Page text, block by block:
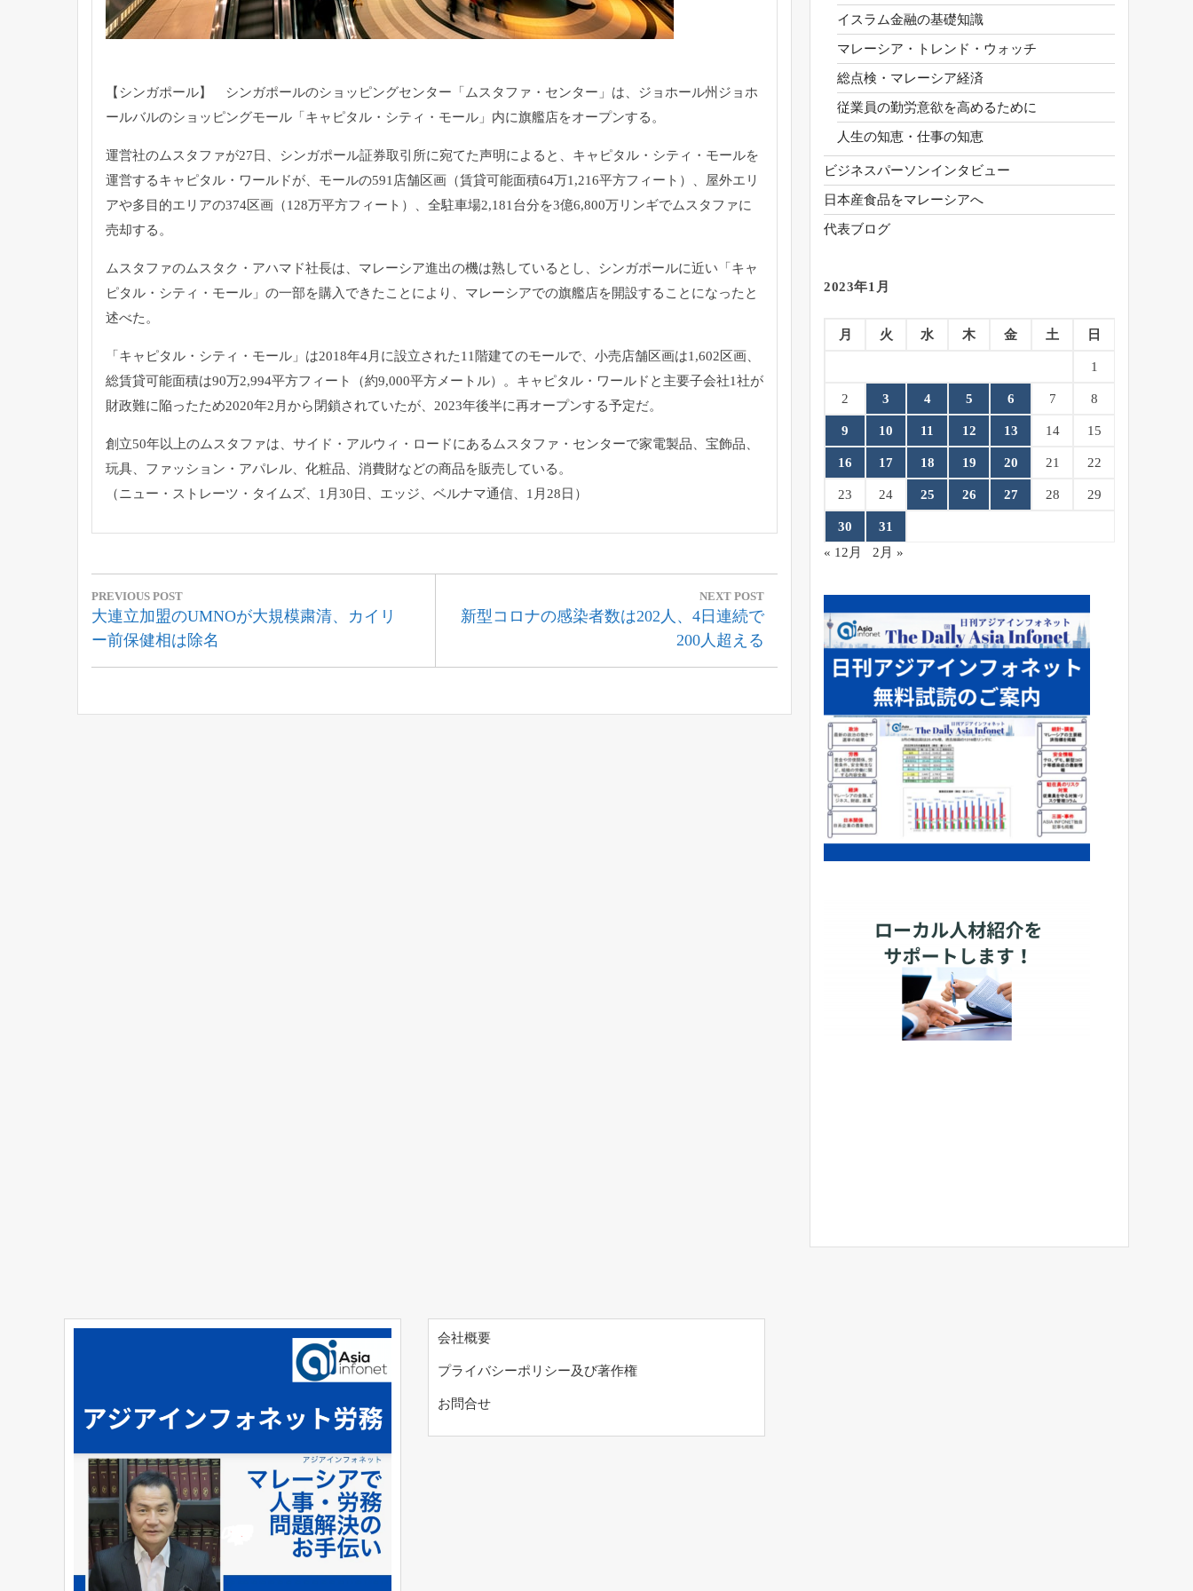
【シンガポール】 シンガポールのショッピングセンター「ムスタファ・センター」 は、ジョホール州ジョホ
ールバルのショッピングモール「 キャピタル・シティ・モール」内に旗艦店をオープンする。
運営社のムスタファが27日、 シンガポール証券取引所に宛てた声明によると、キャピタル・ シティ・モールを
運営するキャピタル・ワールドが、 モールの591店舗区画（賃貸可能面積64万1,216平方フィート）、屋外エリ
アや多目的エリアの374区画（128万平方フィート）、全駐車場2,181台分を3億6,800万リンギでムスタファに
売却する。
ムスタファのムスタク・アハマド社長は、 マレーシア進出の機は熟しているとし、シンガポールに近い「 キャ
ピタル・シティ・モール」の一部を購入できたことにより、 マレーシアでの旗艦店を開設することになったと
述べた。
「キャピタル・シティ・モール」 は2018年4月に設立された11階建てのモールで、 小売店舗区画は1,602区画、
総賃貸可能面積は90万2,994平方フィート（約9,000平方メートル）。キャピタル・ ワールドと主要子会社1社が
財政難に陥ったため2020年2月から閉鎖されていたが、2023年後半に再オープンする予定だ。
創立50年以上のムスタファは、サイド・アルウィ・ ロードにあるムスタファ・センターで家電製品、宝飾品、
玩具、 ファッション・アパレル、化粧品、 消費財などの商品を販売している。
（ニュー・ストレーツ・タイムズ、1月30日、エッジ、 ベルナマ通信、1月28日）
投
稿
ナ
ビ
PREVIOUS POST
Previous
Post:
大連立加盟のUMNOが大規模粛清、カイリ
ー前保健相は除名
NEXT POST
Next
新型コロナの感染者数は202人、4日連続で
200人超える
イスラム金融の基礎知識
マレーシア・トレンド・ウォッチ
総点検・マレーシア経済
従業員の勤労意欲を高めるために
人生の知恵・仕事の知恵
ビジネスパーソンインタビュー
日本産食品をマレーシアへ
代表ブログ
2023年1月
月 火 水 木 金 土 日
1
2 3 4 5 6 7 8
9 10 11 12 13 14 15
16 17 18 19 20 21 22
23 24 25 26 27 28 29
30
31
« 12月
2月 »
会社概要
プライバシーポリシー及び著作権
お問合せ